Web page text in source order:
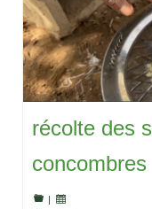
récolte des
concombres
|